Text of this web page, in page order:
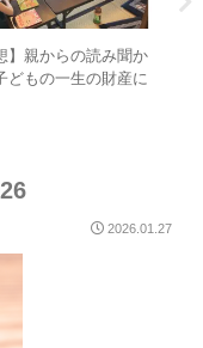
】親からの読み聞か
どもの一生の財産に
2026.01.27